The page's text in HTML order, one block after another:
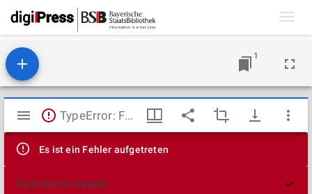
1
Mirador
Viewer
TypeError: Failed to fetch
Es ist ein Fehler aufgetreten
Technische Details